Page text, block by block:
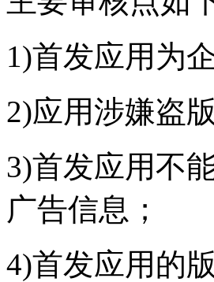
1)首发应用为
2)应用涉嫌盗
3)首发应用不
广告信息；
4)首发应用的